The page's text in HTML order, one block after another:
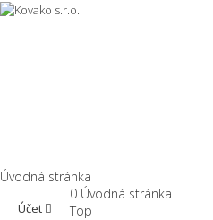
Úvodná stránka
Účet
0 Úvodná stránka
Top